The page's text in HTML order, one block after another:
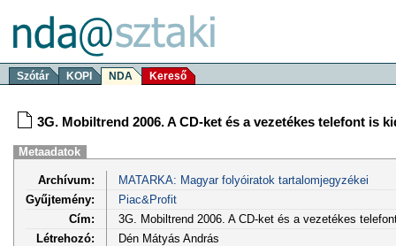
Szótár KOPI NDA Kereső
3G. Mobiltrend 2006. A CD-ket és a vezetékes telefont is
Metaadatok
Archívum:
MATARKA: Magyar folyóiratok tartalomjegyzékei
Gyűjtemény:
Piac&Profit
Cím:
3G. Mobiltrend 2006. A CD-ket és a vezetékes
Létrehozó:
Dén Mátyás András